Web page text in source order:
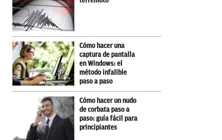
Cómo hacer una
captura de pantalla
en Windows: el
método infalible
paso a paso
Cómo hacer un nudo
de corbata paso a
paso: guía fácil para
principiantes